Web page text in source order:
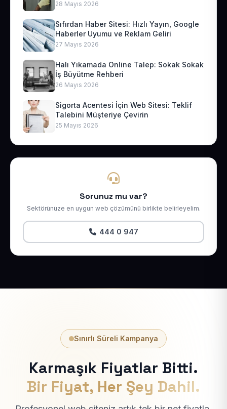
28 Mayıs 2026
Sıfırdan Haber Sitesi: Hızlı Yayın, Google
Haberler Uyumu ve Reklam Geliri
27 Mayıs 2026
Halı Yıkamada Online Talep: Sokak Sokak
İş Büyütme Rehberi
26 Mayıs 2026
Sigorta Acentesi İçin Web Sitesi: Teklif
Talebini Müşteriye Çevirin
25 Mayıs 2026
Sorunuz mu var?
Sektörünüze en uygun web çözümünü birlikte belirleyelim.
444 0 947
Sınırlı Süreli Kampanya
Karmaşık Fiyatlar Bitti.
Bir Fiyat, Her Şey Dahil.